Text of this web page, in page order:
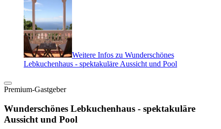
Weitere Infos zu Wunderschönes
Lebkuchenhaus - spektakuläre Aussicht und Pool
Premium-Gastgeber
Wunderschönes Lebkuchenhaus - spektakuläre
Aussicht und Pool